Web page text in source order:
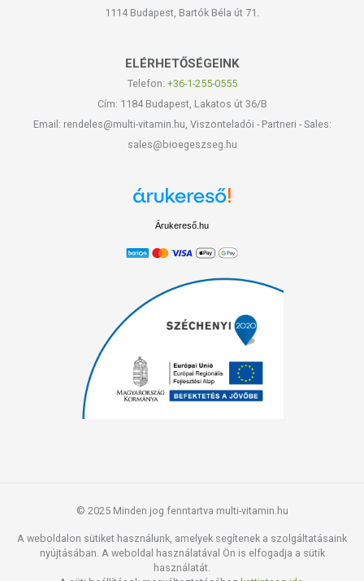
1114 Budapest, Bartók Béla út 71.
ELÉRHETŐSÉGEINK
Telefon: +36-1-255-0555
Cím: 1184 Budapest, Lakatos út 36/B
Email: rendeles@multi-vitamin.hu, Viszonteladói - Partneri - Sales:
sales@bioegeszseg.hu
Árukereső.hu
© 2025 Minden jog fenntartva multi-vitamin.hu
A weboldalon sütiket használunk, amelyek segítenek a szolgáltatásaink
nyújtásában. A weboldal használatával Ön is elfogadja a sütik
használatát.